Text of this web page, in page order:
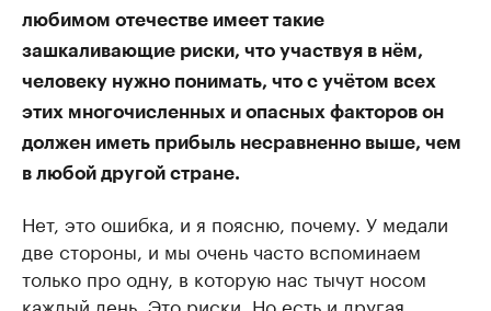
любимом отечестве имеет такие
зашкаливающие риски, что участвуя в нём,
человеку нужно понимать, что с учётом всех
этих многочисленных и опасных факторов он
должен иметь прибыль несравненно выше, чем
в любой другой стране.
Нет, это ошибка, и я поясню, почему. У медали
две стороны, и мы очень часто вспоминаем
только про одну, в которую нас тычут носом
каждый день. Это риски. Но есть и другая